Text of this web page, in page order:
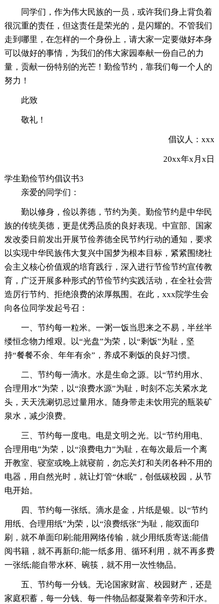
同学们，作为伟大民族的一员，或许我们身上背负着
很沉重的责任，但这责任是荣光的，是闪耀的。不管我们
走到哪里，在怎样的一个身份上，请大家一定要做好本身
可以做好的事情，为我们的伟大家园奉献一份自己的力
量，贡献一份特别的光芒！勤俭节约，靠我们每一个人的
努力！
此致
敬礼！
倡议人：xxx
20xx年x月x日
学生勤俭节约倡议书3
亲爱的同学们：
勤以修身，俭以养德，节约为美。勤俭节约是中华民
族的传统美德，更是优秀品质的良好表现。中宣部、国家
发改委日前发出开展节俭养德全民节约行动的通知，要求
以实现中华民族伟大复兴中国梦为根本目标，紧紧围绕社
会主义核心价值观的培育践行，深入进行节俭节约宣传教
育，广泛开展多种形式的节俭节约实践活动，在全社会营
造厉行节约、拒绝浪费的浓厚氛围。在此，xxx院学生会
向各位同学发起号召：
一、节约每一粒米。一粥一饭当思来之不易，半丝半
缕恒念物力维艰。以“光盘”为荣，以“剩饭”为耻，坚
持“餐餐不余、年年有余”，养成不剩饭的良好习惯。
二、节约每一滴水。水是生命之源。以“节约用水、
合理用水”为荣，以“浪费水源”为耻，时刻不忘关紧水龙
头，天天洗涮切忌过量用水。随身带走未饮用完的瓶装矿
泉水，减少浪费。
三、节约每一度电。电是文明之光。以“节约用电、
合理用电”为荣，以“浪费电力”为耻，在每次最后一个离
开教室、寝室或晚上就寝前，勿忘关灯和关闭各种不用的
电器，用自然光时，就让灯管“休眠”，创低碳校园，从节
电开始。
四、节约每一张纸。滴水是金，片纸是银。以“节约
用纸、合理用纸”为荣，以“浪费纸张”为耻，能双面印
刷，就不单面印刷;能用网络传输，就少用纸质寄送;能借
阅书籍，就不再新印;能一纸多用、循环利用，就不再多费
一张纸;能自带水杯、碗筷，就不用一次性物品。
五、节约每一分钱。无论国家财富、校园财产，还是
家庭积蓄，每一分钱、每一件物品都凝聚着辛劳和汗水。